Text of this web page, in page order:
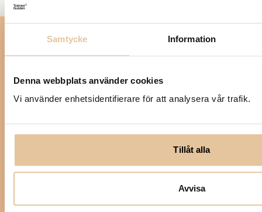
Samtycke Information
Denna webbplats använder cookies
Vi använder enhetsidentifierare för att analysera vår trafik.
Tillåt alla
Avvisa
Prenumerera på nya
tjänster
det kommer en ny
traineetjänst. Anmäl dig till
vårt nyhetsbrev: